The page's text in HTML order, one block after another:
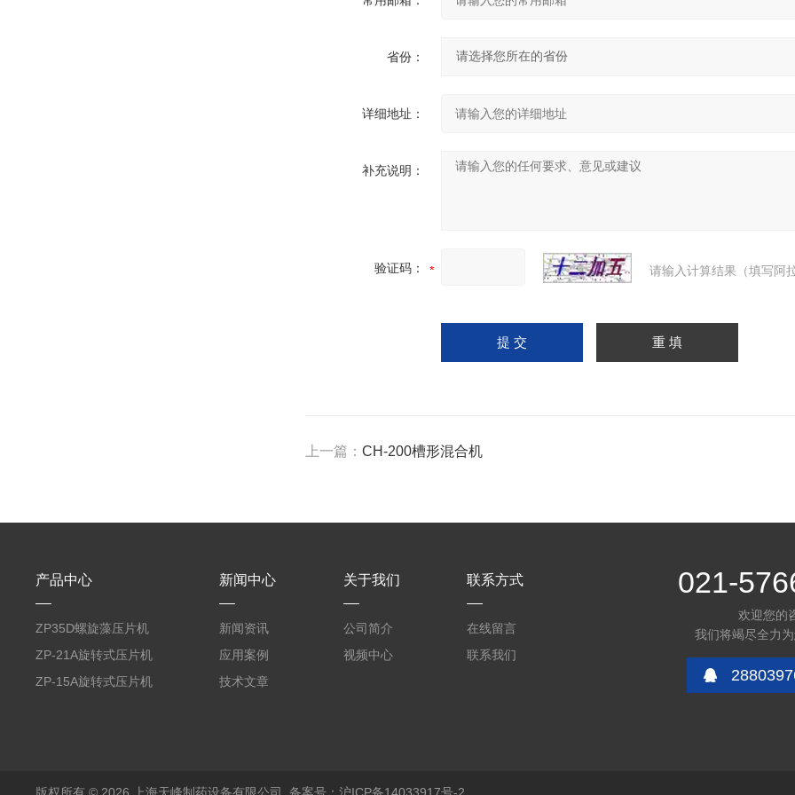
省份：
详细地址：
补充说明：
验证码： 请输入计算结果（填写阿
上一篇： CH-200槽形混合机
产品中心
ZP35D螺旋藻压片机
ZP-21A旋转式压片机
ZP-15A旋转式压片机
新闻中心
新闻资讯
应用案例
技术文章
关于我们
公司简介
视频中心
联系方式
在线留言
联系我们
021-
欢迎您的
我们将竭尽全力